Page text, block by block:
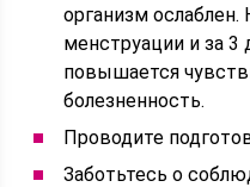
организм
менструации и за 3
повышается
болезненность.
Проводите
Заботьтесь о